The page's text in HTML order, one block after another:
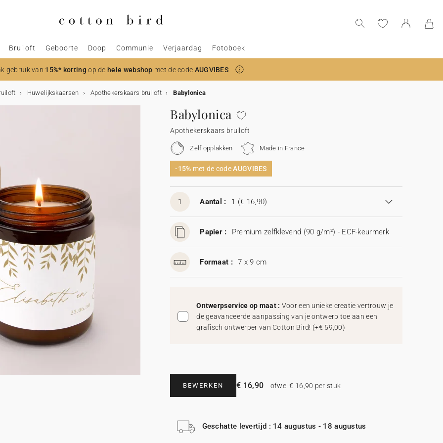
Bruiloft Geboorte Doop Communie Verjaardag Fotoboek
gebruik van 15%* kortingop dehele webshop met de code AUGVIBES
Huwelijkskaarsen Apothekerskaars bruiloft Babylonica
Babylonica
Apothekerskaars bruiloft
Zelf opplakken Made in France
-15% met de codeAUGVIBES
1 Aantal : 1 (€ 16,90)
Papier : Premium zelfklevend (90 g/m²) - ECF-keurmerk
Formaat : 7 x 9 cm
Ontwerpservice op maat : Voor een unieke creatie vertrouw je
de geavanceerde aanpassing van je ontwerp toe aan een
grafisch ontwerper van Cotton Bird! (+€ 59,00)
BEWERKEN € 16,90 ofwel € 16,90 per stuk
Geschatte levertijd : 14 augustus - 18 augustus